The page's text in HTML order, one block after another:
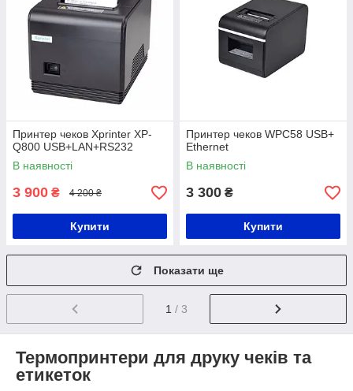
Принтер чеков Xprinter XP-
Q800 USB+LAN+RS232
В наявності
3 900 ₴ 4 200 ₴
Купити
Принтер чеков WPC58 USB+
Ethernet
В наявності
3 300 ₴
Купити
Показати ще
1 / 3
Термопринтери для друку чеків та
етикеток